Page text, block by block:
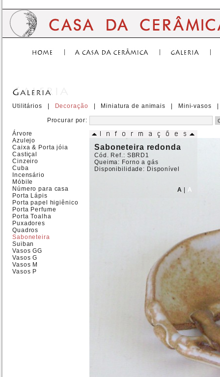
Utilitários Decoração Miniatura de animais Mini-vasos
Procurar por:
Árvore
Azulejo
Caixa & Porta jóia
Castiçal
Cinzeiro
Cuba
Incensário
Móbile
Número para casa
Porta Lápis
Porta papel higiênico
Porta Perfume
Porta Toalha
Puxadores
Quadros
Saboneteira
Suiban
Vasos GG
Vasos G
Vasos M
Vasos P
Saboneteira redonda
Cód. Ref.: SBRD1
Queima: Forno a gás
Disponibilidade: Disponível
A A